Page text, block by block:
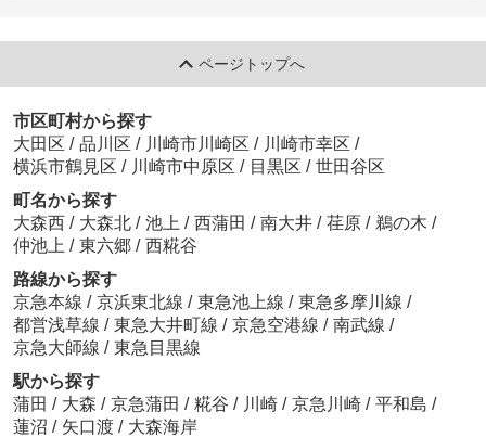
ページトップへ
市区町村から探す
大田区 / 品川区 / 川崎市川崎区 / 川崎市幸区 /
横浜市鶴見区 / 川崎市中原区 / 目黒区 / 世田谷区
町名から探す
大森西 / 大森北 / 池上 / 西蒲田 / 南大井 / 荏原 / 鵜の木 /
仲池上 / 東六郷 / 西糀谷
路線から探す
京急本線 / 京浜東北線 / 東急池上線 / 東急多摩川線 /
都営浅草線 / 東急大井町線 / 京急空港線 / 南武線 /
京急大師線 / 東急目黒線
駅から探す
蒲田 / 大森 / 京急蒲田 / 糀谷 / 川崎 / 京急川崎 / 平和島 /
蓮沼 / 矢口渡 / 大森海岸